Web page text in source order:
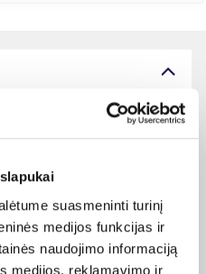
suasmeninti turinį
medijos funkcijas ir
naudojimo informaciją
medijos, reklamavimo ir
24 mėn.
F